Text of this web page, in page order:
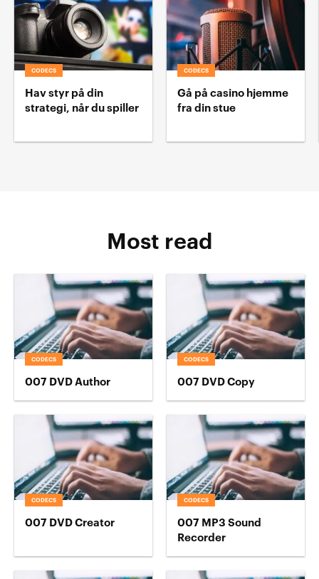
CODECS
Hav styr på din
strategi, når du spiller
CODECS
Gå på casino hjemme
fra din stue
Most read
CODECS
007 DVD Author
CODECS
007 DVD Copy
CODECS
007 DVD Creator
CODECS
007 MP3 Sound
Recorder